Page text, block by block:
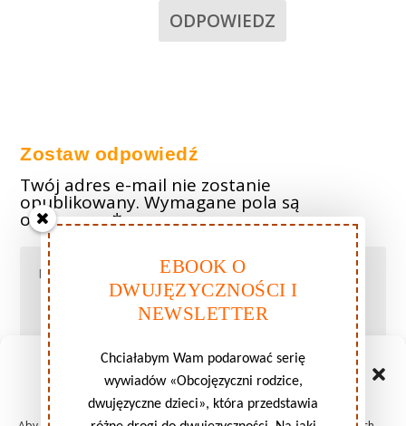
Zarządzaj zgodami plików
cookie
ODPOWIEDZ
Zostaw odpowiedź
Twój adres e-mail nie zostanie
opublikowany. Wymagane pola są
oznaczone*
EBOOK O
DWUJĘZYCZNOŚCI I
NEWSLETTER
Chciałabym Wam podarować serię
wywiadów «Obcojęzyczni rodzice,
dwujęzyczne dzieci», która przedstawia